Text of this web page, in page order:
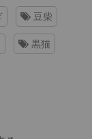
豆柴
黒猫